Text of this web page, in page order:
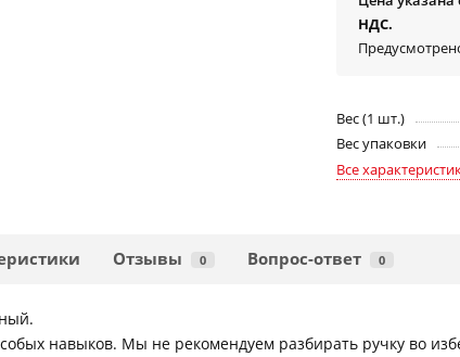
НДС.
Вес (1 шт.)
Вес упаковки
Все
Отзывы 0 Вопрос-ответ 0
навыков. Мы не рекомендуем разбирать ручку во